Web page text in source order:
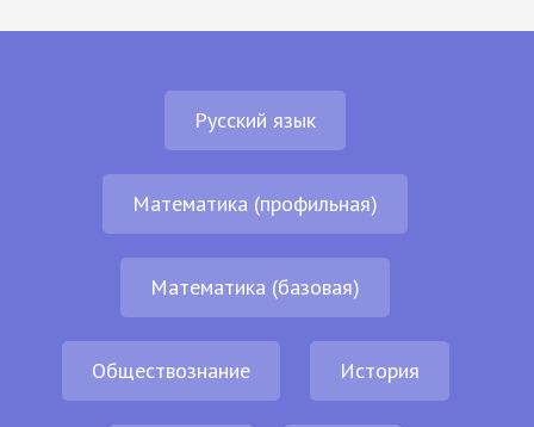
Русский язык
Математика (профильная)
Математика (базовая)
Обществознание История